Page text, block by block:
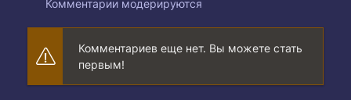
Комментарии модерируются
Комментариев еще нет. Вы можете стать
первым!